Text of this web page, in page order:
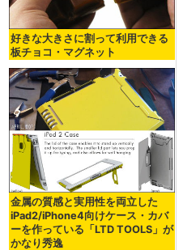
好きな大きさに割って利用できる
板チョコ・マグネット
金属の質感と実用性を両立した
iPad2/iPhone4向けケース・カバ
ーを作っている「LTD TOOLS」が
かなり秀逸